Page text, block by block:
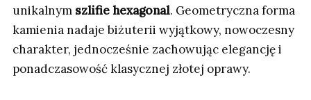
unikalnym szlifie hexagonal. Geometryczna forma
kamienia nadaje biżuterii wyjątkowy, nowoczesny
charakter, jednocześnie zachowując elegancję i
ponadczasowość klasycznej złotej oprawy.